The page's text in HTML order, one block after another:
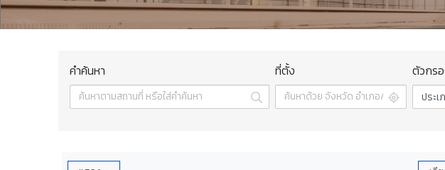
คำค้นหา ที่ตั้ง ตัวกร
ประเ